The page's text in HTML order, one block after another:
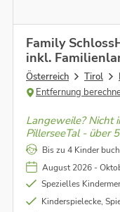
Family
inkl.
Österreich Tirol
Entfernung
Langeweile? Nicht
PillerseeTal - über
Dir und deiner
& Action für die
Bis zu 4 Kinder
August 2026 -
Spezielles
Kinderspielecke,